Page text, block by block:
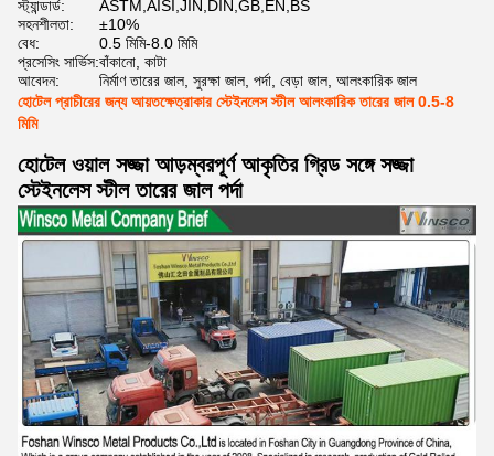
স্ট্যান্ডার্ড:
ASTM,AISI,JIN,DIN,GB,EN,BS
সহনশীলতা:
±10%
বেধ:
0.5 মিমি-8.0 মিমি
প্রসেসিং সার্ভিস:বাঁকানো, কাটা
আবেদন:
নির্মাণ তারের জাল, সুরক্ষা জাল, পর্দা, বেড়া জাল, আলংকারিক জাল
হোটেল প্রাচীরের জন্য আয়তক্ষেত্রাকার স্টেইনলেস স্টীল আলংকারিক তারের জাল 0.5-8
মিমি
হোটেল ওয়াল সজ্জা আড়ম্বরপূর্ণ আকৃতির গ্রিড সঙ্গে সজ্জা
স্টেইনলেস স্টীল তারের জাল পর্দা